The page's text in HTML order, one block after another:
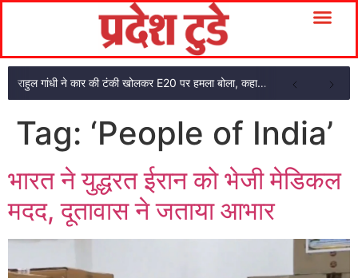
राहुल गांधी ने कार की टंकी खोलकर E20 पर हमला बोला, कहा- पूरी दाल ही काली है
Tag: ‘People of India’
भारत ने युद्धरत ईरान को भेजी मेडिकल
मदद, दूतावास ने जताया आभार